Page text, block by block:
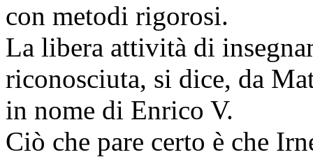
con metodi rigorosi.
La libera attività di
riconosciuta, si dice, da
in nome di Enrico V.
Ciò che pare certo è che